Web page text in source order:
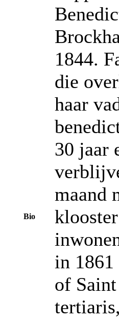
Bio
1844.
die
haar
30 jaar
maand
in 1861
of